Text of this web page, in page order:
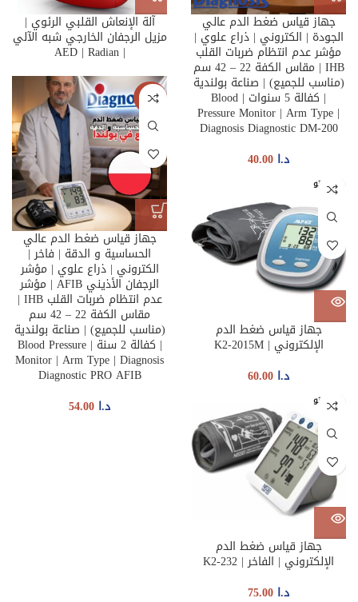
جهاز قياس ضغط الدم عالي
الجودة | الكتروني | ذراع علوي |
مؤشر عدم انتظام ضربات القلب
IHB | مقاس الكفة 22 – 42 سم
(مناسب للجميع) | صناعة بولندية
| كفالة 5 سنوات | Blood
Pressure Monitor | Arm Type |
Diagnosis Diagnostic DM-200
د.ا 40.00
آلة الإنعاش القلبي الرئوي |
مزيل الرجفان الخارجي شبه الآلي
| AED | Radian
جديدنا
جهاز قياس ضغط الدم عالي
الحساسية و الدقة | فاخر |
الكتروني | ذراع علوي | مؤشر
الرجفان الأذيني AFIB | مؤشر
عدم انتظام ضربات القلب IHB |
مقاس الكفة 22 – 42 سم
(مناسب للجميع) | صناعة بولندية
| كفالة 2 سنة | Blood Pressure
Monitor | Arm Type | Diagnosis
Diagnostic PRO AFIB
د.ا 54.00
غير متو
فر
جهاز قياس ضغط الدم
الإلكتروني | K2-2015M
د.ا 60.00
غير متو
فر
جهاز قياس ضغط الدم
الإلكتروني | الفاخر | K2-232
د.ا 75.00